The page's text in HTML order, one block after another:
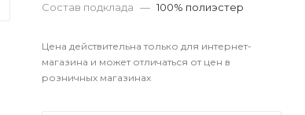
Состав подклада — 100% полиэстер
Цена действительна только для интернет-
магазина и может отличаться от цен в
розничных магазинах